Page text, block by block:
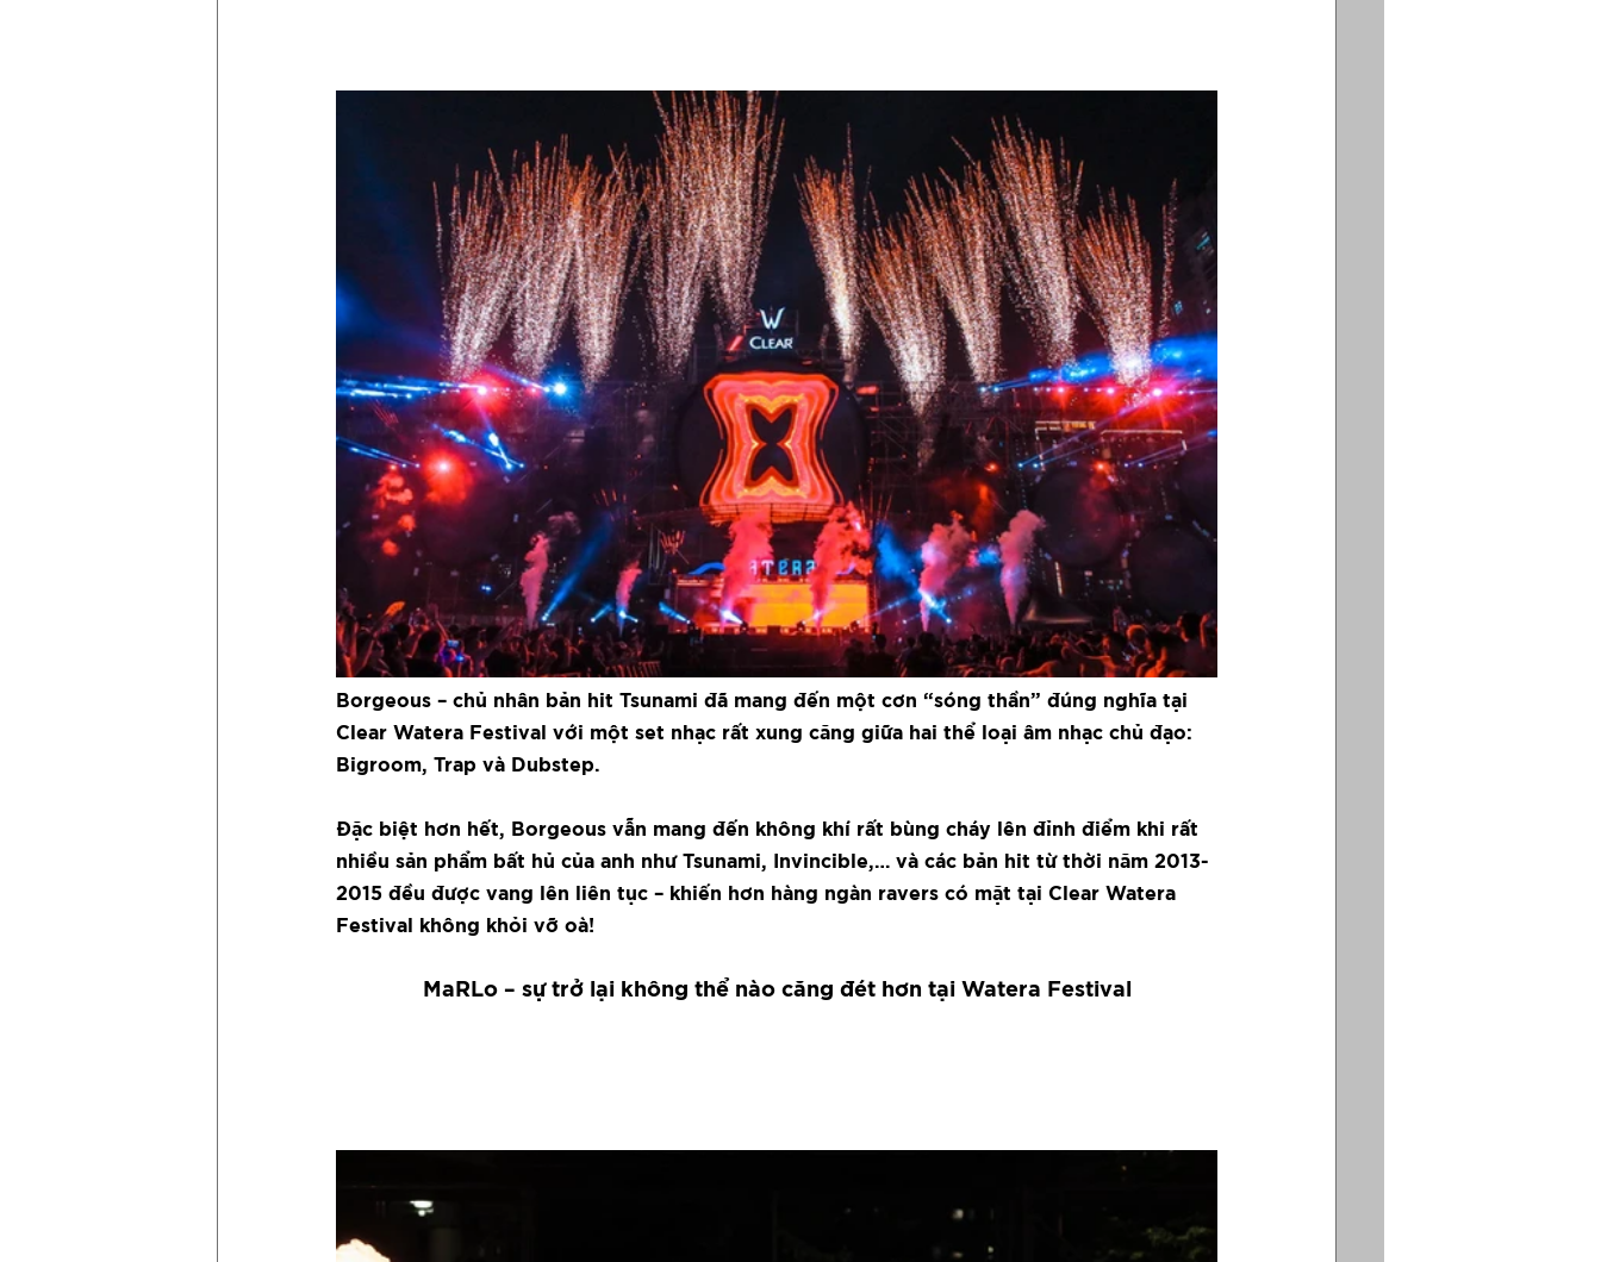
Borgeous – chủ nhân bản hit Tsunami đã mang đến một cơn “sóng thần” đúng nghĩa tại
Clear Watera Festival với một set nhạc rất xung căng giữa hai thể loại âm nhạc chủ đạo:
Bigroom, Trap và Dubstep.
Đặc biệt hơn hết, Borgeous vẫn mang đến không khí rất bùng cháy lên đỉnh điểm khi rất
nhiều sản phẩm bất hủ của anh như Tsunami, Invincible,… và các bản hit từ thời năm 2013-
2015 đều được vang lên liên tục – khiến hơn hàng ngàn ravers có mặt tại Clear Watera
Festival không khỏi vỡ oà!
MaRLo – sự trở lại không thể nào căng đét hơn tại Watera Festival